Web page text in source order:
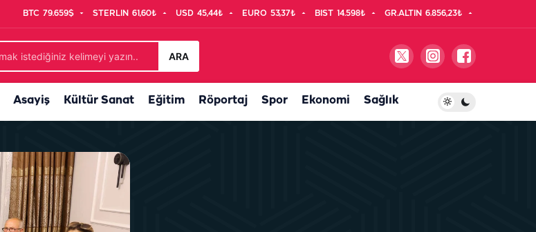
BTC 79.659$ STERLIN 61,60₺ USD 45,44₺ EURO 53,37₺ BIST 14.598₺ GR.ALTIN 6.856,23₺
ARA
Asayiş Kültür Sanat Eğitim Röportaj Spor Ekonomi Sağlık